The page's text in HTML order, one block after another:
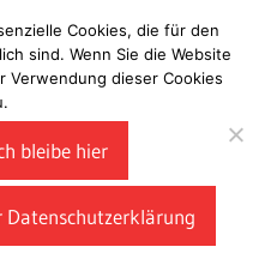
Cookies, die für den
sind. Wenn Sie die Website
Verwendung dieser Cookies
bleibe hier
Datenschutzerklärung